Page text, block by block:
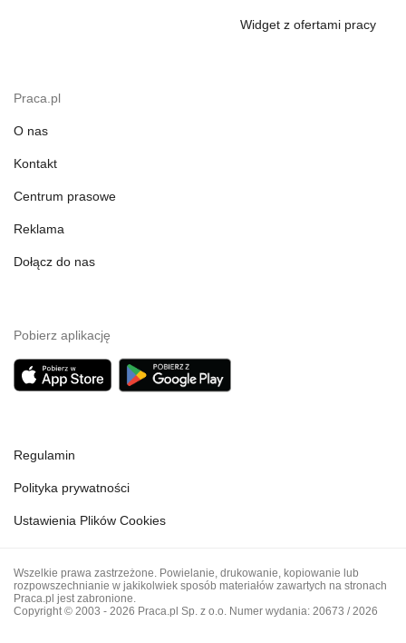
Widget z ofertami pracy
Praca.pl
O nas
Kontakt
Centrum prasowe
Reklama
Dołącz do nas
Pobierz aplikację
Regulamin
Polityka prywatności
Ustawienia Plików Cookies
Wszelkie prawa zastrzeżone. Powielanie, drukowanie, kopiowanie lub
rozpowszechnianie w jakikolwiek sposób materiałów zawartych na stronach
Praca.pl jest zabronione.
Copyright © 2003 - 2026 Praca.pl Sp. z o.o. Numer wydania: 20673 / 2026